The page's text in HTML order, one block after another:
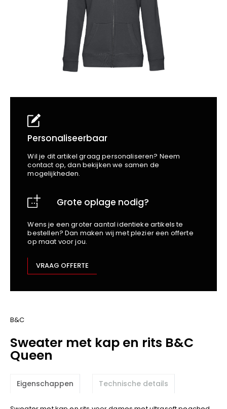
Business Kapper
Beechfield
Blakläder
Claude
Edge Safety
Harvest
Heckel
Hydrowear
Jassz
Kariban
M-Safe
OXXA
Premier
Promodoro
Result
Safety Jogger
Shugon
Personaliseerbaar
Wil je dit artikel graag personaliseren? Neem
contact op, dan bekijken we samen de
mogelijkheden.
Grote oplage nodig?
Wens je een groter aantal identieke artikels te
bestellen? Dan maken wij met plezier een offerte
op maat voor jou.
VRAAG OFFERTE
B&C
Sweater met kap en rits B&C
Queen
Eigenschappen Technische details